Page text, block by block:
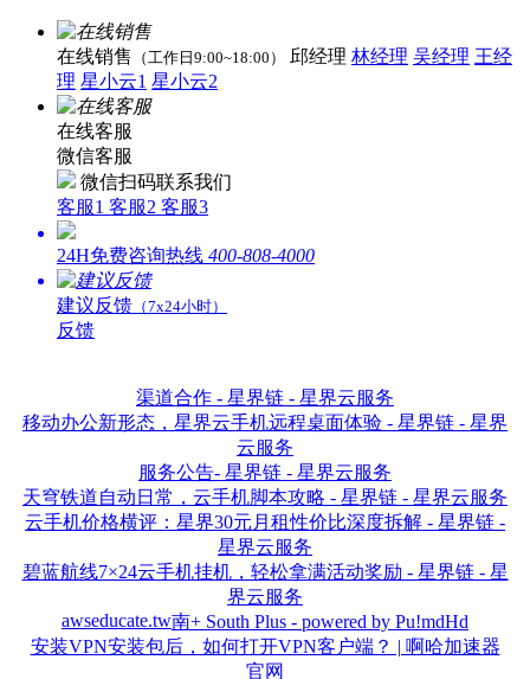
在线销售 （工作日9:00~18:00） 邱经理 林经理 吴经理 王经
理 星小云1 星小云2
在线客服
微信客服
微信扫码联系我们
客服1 客服2 客服3
24H免费咨询热线 400-808-4000
建议反馈 （7x24小时）
反馈
渠道合作 - 星界链 - 星界云服务
移动办公新形态，星界云手机远程桌面体验 - 星界链 - 星界
云服务
服务公告- 星界链 - 星界云服务
天穹铁道自动日常，云手机脚本攻略 - 星界链 - 星界云服务
云手机价格横评：星界30元月租性价比深度拆解 - 星界链 -
星界云服务
碧蓝航线7×24云手机挂机，轻松拿满活动奖励 - 星界链 - 星
界云服务
awseducate.tw南+ South Plus - powered by Pu!mdHd
安装VPN安装包后，如何打开VPN客户端？ | 啊哈加速器
官网